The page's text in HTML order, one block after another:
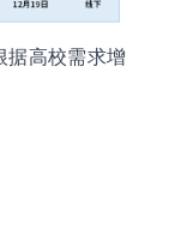
据高校需求增